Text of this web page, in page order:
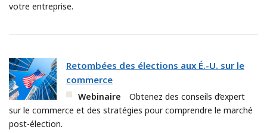
votre entreprise.
Retombées des élections aux É.-U. sur le
commerce
Webinaire
Obtenez des conseils d’expert
sur le commerce et des stratégies pour comprendre le marché
post-élection.